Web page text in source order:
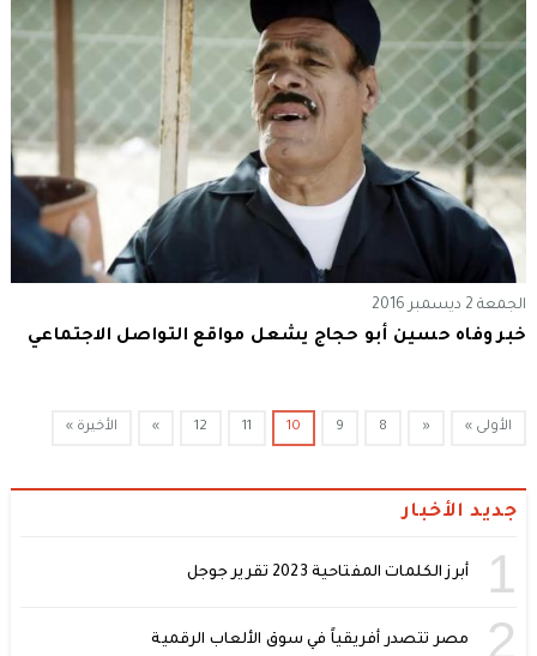
الجمعة 2 ديسمبر 2016
خبر وفاه حسين أبو حجاج يشعل مواقع التواصل الاجتماعي
الأولى » «
8
9
10
11
12
» الأخيرة »
جديد الأخبار
1 أبرز الكلمات المفتاحية 2023 تقرير جوجل
2 مصر تتصدر أفريقياً في سوق الألعاب الرقمية